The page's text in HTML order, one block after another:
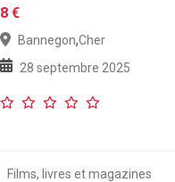
8 €
Bannegon,Cher
28 septembre 2025
Films, livres et magazines